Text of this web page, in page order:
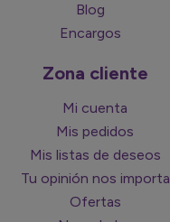
Blog
Encargos
Zona cliente
Mi cuenta
Mis pedidos
Mis listas de deseos
Tu opinión nos importa
Ofertas